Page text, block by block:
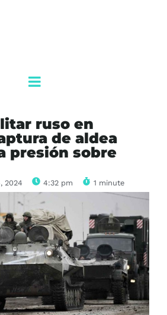
ruso en
de aldea
presión sobre
2024 4:32 pm 1 minute